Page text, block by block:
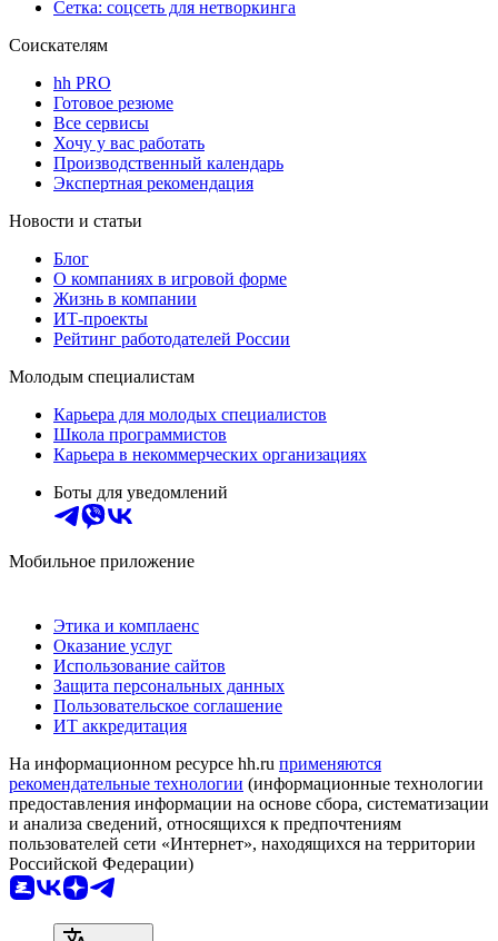
Сетка: соцсеть для нетворкинга
Соискателям
hh PRO
Готовое резюме
Все сервисы
Хочу у вас работать
Производственный календарь
Экспертная рекомендация
Новости и статьи
Блог
О компаниях в игровой форме
Жизнь в компании
ИТ-проекты
Рейтинг работодателей России
Молодым специалистам
Карьера для молодых специалистов
Школа программистов
Карьера в некоммерческих организациях
Боты для уведомлений
Мобильное приложение
Этика и комплаенс
Оказание услуг
Использование сайтов
Защита персональных данных
Пользовательское соглашение
ИТ аккредитация
На информационном ресурсе hh.ru применяются
рекомендательные технологии (информационные технологии
предоставления информации на основе сбора, систематизации
и анализа сведений, относящихся к предпочтениям
пользователей сети «Интернет», находящихся на территории
Российской Федерации)